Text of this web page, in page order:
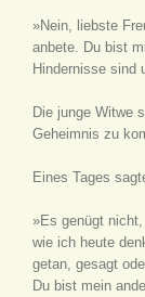
»Nein, liebste
anbete. Du bist
Hindernisse sind
Die junge Witwe
Geheimnis zu
Eines Tages
»Es genügt
wie ich heute
getan, gesagt
Du bist mein